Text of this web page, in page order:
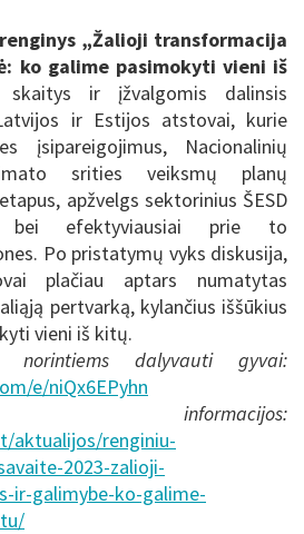
„Žalioji transformacija
ko galime pasimokyti vieni iš
skaitys ir įžvalgomis dalinsis
ir Estijos atstovai, kurie
įsipareigojimus, Nacionalinių
srities veiksmų planų
apžvelgs sektorinius ŠESD
bei efektyviausiai prie to
Po pristatymų vyks diskusija,
plačiau aptars numatytas
pertvarką, kylančius iššūkius
vieni iš kitų.
dalyvauti gyvai:
e/niQx6EPyhn
informacijos:
aktualijos/renginiu-
2023-zalioji-
ir-galimybe-ko-galime-